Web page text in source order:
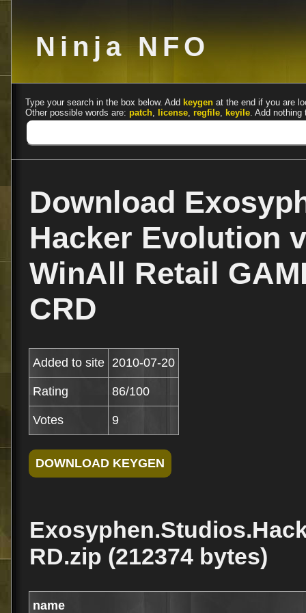
Ninja NFO
Type your search in the box below. Add keygen at the end if you are
Other possible words are: patch, license, regfile, keyile. Add nothing
Download
Hacker Evolution
WinAll Retail
CRD
Added to site 2010-07-20
Rating 86/100
Votes 9
RD.zip (212374 bytes)
name